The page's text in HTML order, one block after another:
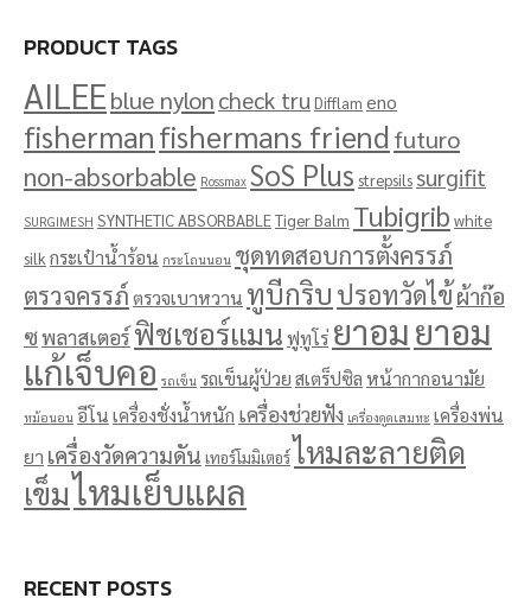
PRODUCT TAGS
AILEEblue nylon check tru Difflam eno
fishermanfishermans friend futuro
non-absorbable Rossmax SoS Plus strepsils surgifit
SURGIMESH SYNTHETIC ABSORBABLETiger Balm Tubigrib white
silk กระเป๋าน้ำร้อน กระโถนนอน ชุดทดสอบการตั้งครรภ์
ตรวจครรภ์ตรวจเบาหวาน ทูบีกริบ ปรอทวัดไข้ผ้าก๊อ
ซพลาสเตอร์ฟิชเชอร์แมนฟูทูโร่ ยาอมยาอม
แก้เจ็บคอ รถเข็น รถเข็นผู้ป่วยสเตร็ปซิลหน้ากากอนามัย
หม้อนอน อีโนเครื่องชั่งน้ำหนัก เครื่องช่วยฟัง เครื่องดูดเสมหะ เครื่องพ่น
ยา เครื่องวัดความดัน เทอร์โมมิเตอร์ไหมละลายติด
เข็มไหมเย็บแผล
RECENT POSTS